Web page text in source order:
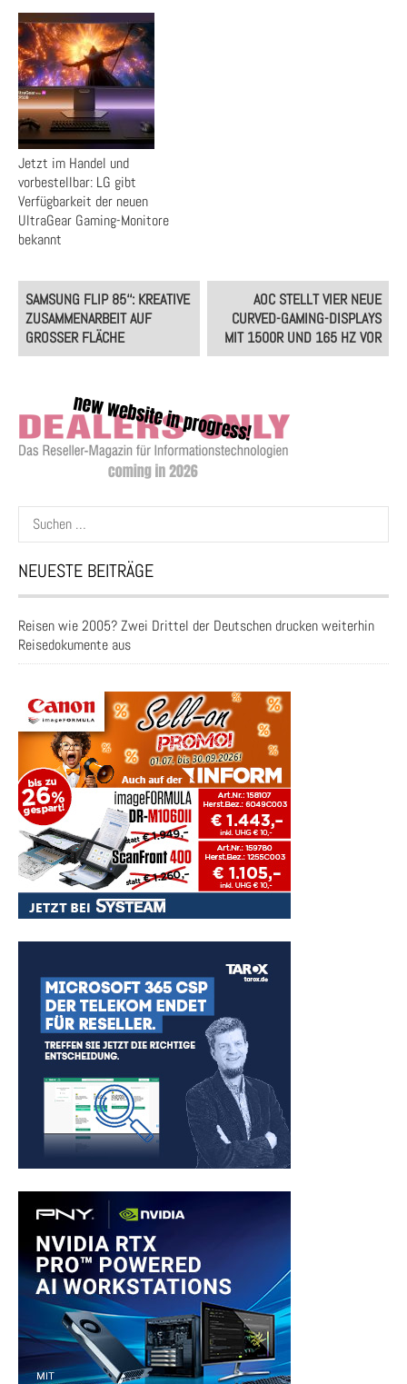
Jetzt im Handel und
vorbestellbar: LG gibt
Verfügbarkeit der neuen
UltraGear Gaming-Monitore
bekannt
Post
navigation
SAMSUNG FLIP 85‘‘: KREATIVE
ZUSAMMENARBEIT AUF
GROSSER FLÄCHE
AOC STELLT VIER NEUE
CURVED-GAMING-DISPLAYS
MIT 1500R UND 165 HZ VOR
Suchen
nach:
NEUESTE BEITRÄGE
Reisen wie 2005? Zwei Drittel der Deutschen drucken weiterhin
Reisedokumente aus